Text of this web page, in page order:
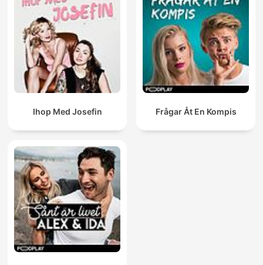
Ihop Med Josefin Frågar Åt En Kompis